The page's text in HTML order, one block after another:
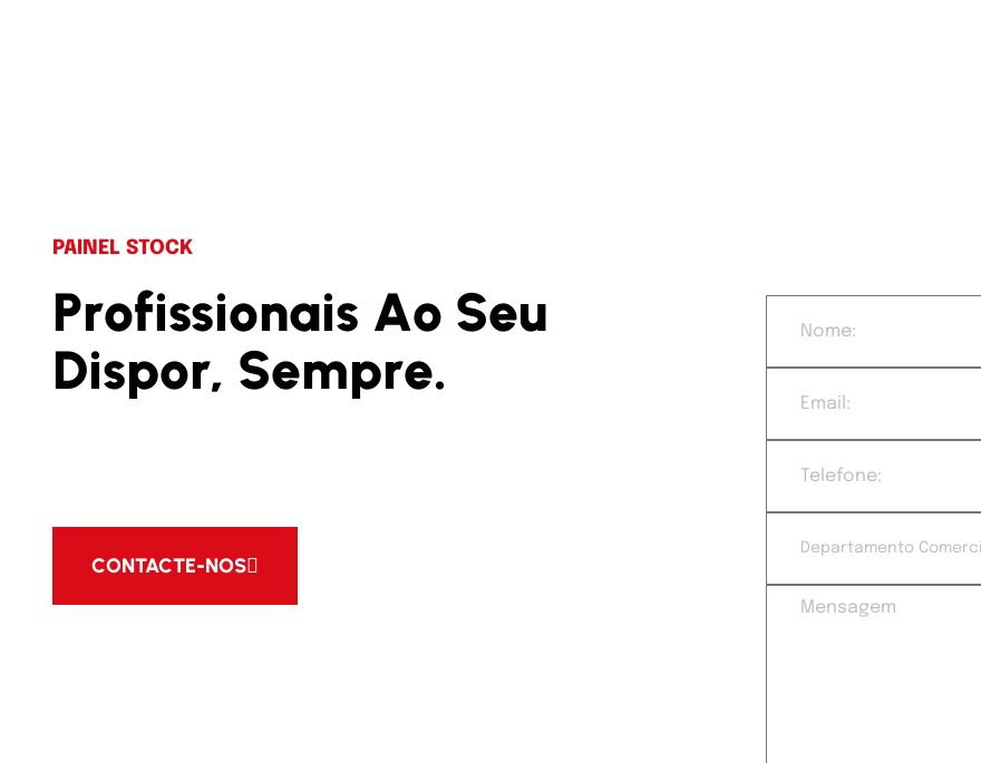
PAINEL STOCK
Profissionais Ao Seu
Dispor, Sempre.
CONTACTE-NOS
Departamento